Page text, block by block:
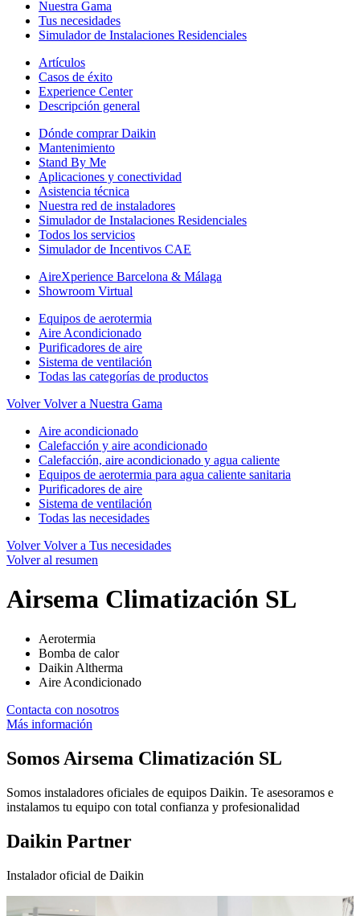
Nuestra Gama
Tus necesidades
Simulador de Instalaciones Residenciales
Artículos
Casos de éxito
Experience Center
Descripción general
Dónde comprar Daikin
Mantenimiento
Stand By Me
Aplicaciones y conectividad
Asistencia técnica
Nuestra red de instaladores
Simulador de Instalaciones Residenciales
Todos los servicios
Simulador de Incentivos CAE
AireXperience Barcelona & Málaga
Showroom Virtual
Equipos de aerotermia
Aire Acondicionado
Purificadores de aire
Sistema de ventilación
Todas las categorías de productos
Volver Volver a Nuestra Gama
Aire acondicionado
Calefacción y aire acondicionado
Calefacción, aire acondicionado y agua caliente
Equipos de aerotermia para agua caliente sanitaria
Purificadores de aire
Sistema de ventilación
Todas las necesidades
Volver Volver a Tus necesidades
Volver al resumen
Airsema Climatización SL
Aerotermia
Bomba de calor
Daikin Altherma
Aire Acondicionado
Contacta con nosotros
Más información
Somos Airsema Climatización SL
Somos instaladores oficiales de equipos Daikin. Te asesoramos e
instalamos tu equipo con total confianza y profesionalidad
Daikin Partner
Instalador oficial de Daikin